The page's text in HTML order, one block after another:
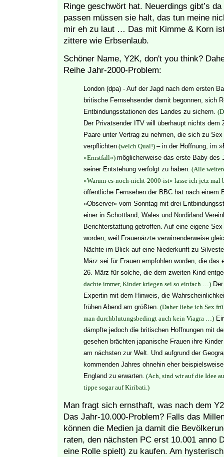
Ringe geschwört hat. Neuerdings gibt’s
passen müssen sie halt, das tun meine
mir eh zu laut … Das mit Kimme & Korn
zittere wie Erbsenlaub.
Schöner Name, Y2K, don't you think?
Reihe Jahr-2000-Problem:
London (dpa) - Auf der Jagd nach dem ersten
britische Fernsehsender damit begonnen, sich
Entbindungsstationen des Landes zu sichern.
Der Privatsender ITV will überhaupt nichts dem
Paare unter Vertrag zu nehmen, die sich zu
verpflichten (welch Qual!) – in der Hoffnung, im
»Ernstfall«) möglicherweise das erste Baby des
seiner Entstehung verfolgt zu haben. (Alle
»Warum-es-noch-nicht-2000-ist« lasse ich jetz mal
öffentliche Fernsehen der BBC hat nach einem
»Observer« vom Sonntag mit drei
einer in Schottland, Wales und Nordirland
Berichterstattung getroffen. Auf eine eigene
worden, weil Frauenärzte verwirrenderweise
Nächte im Blick auf eine Niederkunft zu
März sei für Frauen empfohlen worden, die das
26. März für solche, die dem zweiten Kind
dachte immer, Kinder kriegen sei so einfach …)Der
Expertin mit dem Hinweis, die
frühen Abend am größten. (Daher liebe ich Sex
man durchblutungsbedingt auch kein Viagra …)
dämpfte jedoch die britischen Hoffnungen mit
gesehen brächten japanische Frauen ihre
am nächsten zur Welt. Und aufgrund der
kommenden Jahres ohnehin eher
England zu erwarten. (Ach, sind wir auf die Idee
tippe sogar auf Kiribati.)
Man fragt sich ernsthaft, was nach dem
Das Jahr-10.000-Problem? Falls das
können die Medien ja damit die
raten, den nächsten PC erst 10.001 anno
eine Rolle spielt) zu kaufen. Am